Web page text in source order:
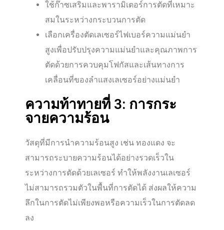
ใช้ก๊าซเสริมและพารามิเตอร์การตัดที่เหมาะ
สมในระหว่างกระบวนการตัด
เลือกเครื่องตัดเลเซอร์ไฟเบอร์ความแม่นยำ
สูงเพื่อปรับปรุงความแม่นยำและคุณภาพการ
ตัดด้วยการควบคุมโฟกัสและเส้นทางการ
เคลื่อนที่ของลำแสงเลเซอร์อย่างแม่นยำ
ความท้าทายที่ 3: การกระ
จายความร้อน
วัสดุที่มีการนำความร้อนสูง เช่น ทองแดง จะ
สามารถระบายความร้อนได้อย่างรวดเร็วใน
ระหว่างการตัดด้วยเลเซอร์ ทำให้พลังงานเลเซอร์
ไม่สามารถรวมตัวในพื้นที่การตัดได้ ส่งผลให้ความ
ลึกในการตัดไม่เพียงพอหรือความเร็วในการตัดลด
ลง